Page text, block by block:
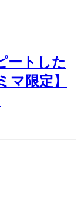
ートした
マ限定】